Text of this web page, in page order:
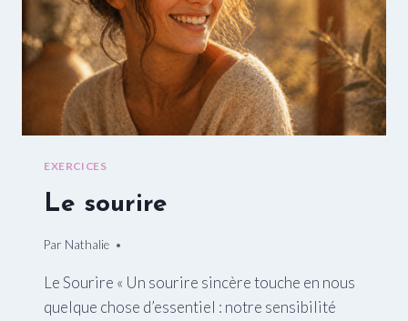
EXERCICES
Le sourire
Par Nathalie
13/02/2015
Le Sourire « Un sourire sincère touche en nous
quelque chose d’essentiel : notre sensibilité